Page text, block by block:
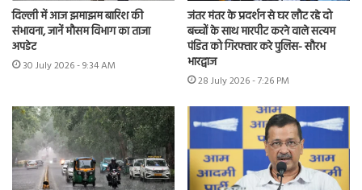
दिल्ली में आज झमाझम बारिश की
संभावना, जानें मौसम विभाग का ताजा
अपडेट
30 July 2026 - 9:34 AM
जंतर मंतर के प्रदर्शन से घर लौट रहे दो
बच्चों के साथ मारपीट करने वाले सत्यम
पंडित को गिरफ्तार करे पुलिस- सौरभ
भारद्वाज
28 July 2026 - 7:26 PM